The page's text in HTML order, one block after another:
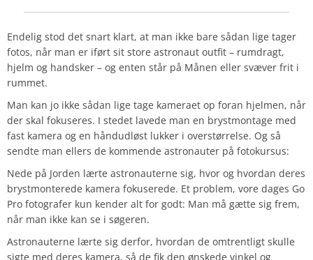
Endelig stod det snart klart, at man ikke bare sådan lige tager
fotos, når man er iført sit store astronaut outfit – rumdragt,
hjelm og handsker – og enten står på Månen eller svæver frit i
rummet.
Man kan jo ikke sådan lige tage kameraet op foran hjelmen, når
der skal fokuseres. I stedet lavede man en brystmontage med
fast kamera og en håndudløst lukker i overstørrelse. Og så
sendte man ellers de kommende astronauter på fotokursus:
Nede på Jorden lærte astronauterne sig, hvor og hvordan deres
brystmonterede kamera fokuserede. Et problem, vore dages Go
Pro fotografer kun kender alt for godt: Man må gætte sig frem,
når man ikke kan se i søgeren.
Astronauterne lærte sig derfor, hvordan de omtrentligt skulle
sigte med deres kamera, så de fik den ønskede vinkel og